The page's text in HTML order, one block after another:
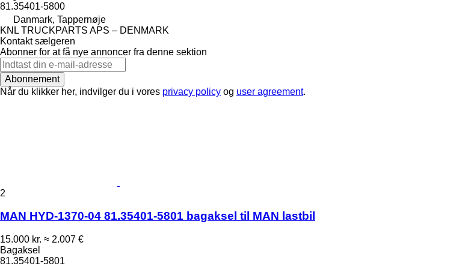
81.35401-5800
Danmark, Tappernøje
KNL TRUCKPARTS APS – DENMARK
Kontakt sælgeren
Abonner for at få nye annoncer fra denne sektion
Abonnement
Når du klikker her, indvilger du i vores privacy policy og user agreement.
2
MAN HYD-1370-04 81.35401-5801 bagaksel til MAN lastbil
15.000 kr. ≈ 2.007 €
Bagaksel
81.35401-5801